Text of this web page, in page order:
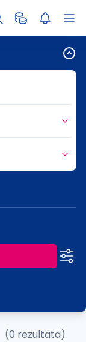
(0 rezultata)